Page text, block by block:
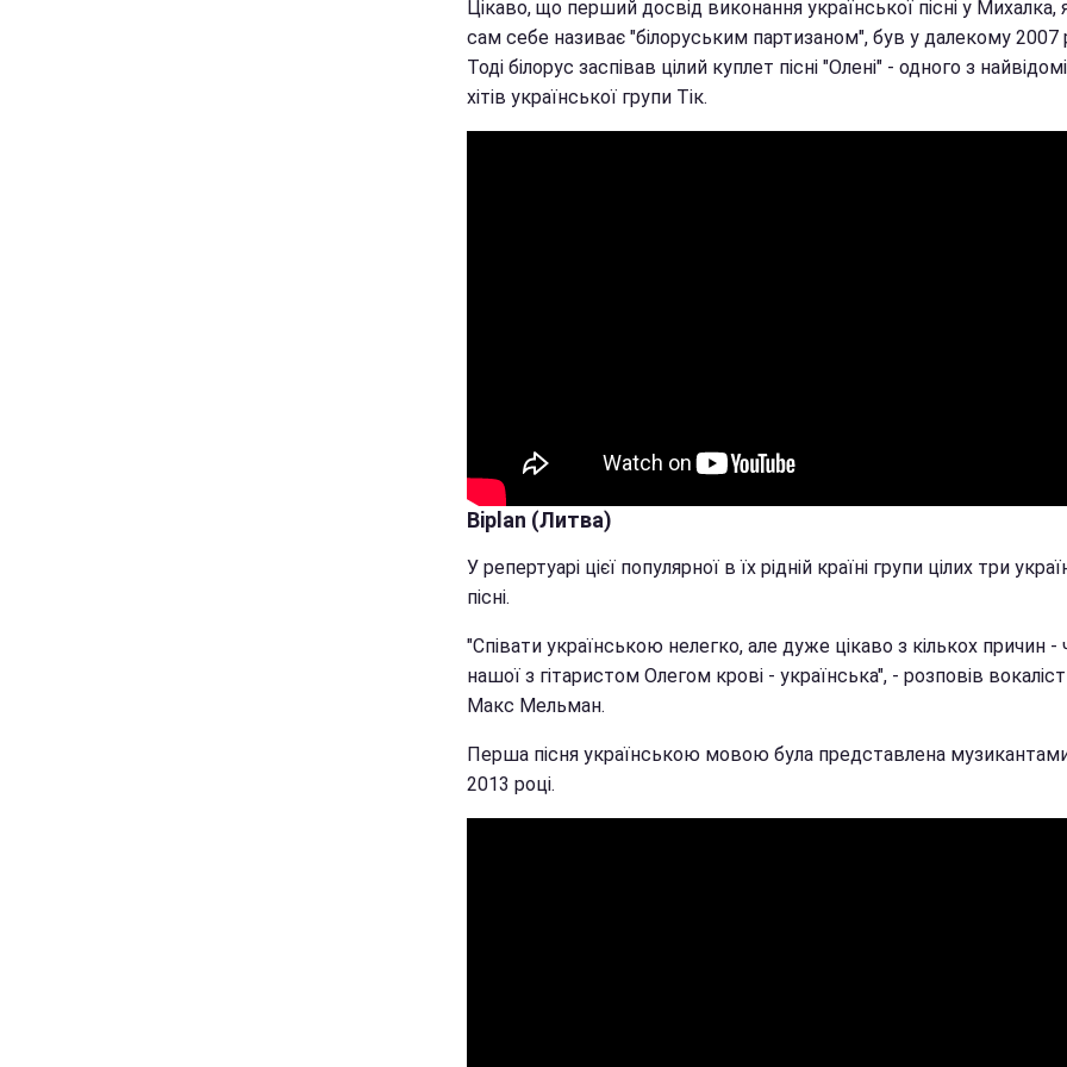
Цікаво, що перший досвід виконання української пісні у Михалка,
сам себе називає "білоруським партизаном", був у далекому 2007
Тоді білорус заспівав цілий куплет пісні "Олені" - одного з
хітів української групи Тік.
Biplan (Литва)
У репертуарі цієї популярної в їх рідній країні групи цілих три
пісні.
"Співати українською нелегко, але дуже цікаво з кількох причин -
нашої з гітаристом Олегом крові - українська", - розповів
Макс Мельман.
Перша пісня українською мовою була представлена
2013 році.